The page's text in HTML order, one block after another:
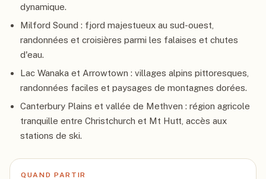
dynamique.
Milford Sound : fjord majestueux au sud-ouest,
randonnées et croisières parmi les falaises et chutes
d'eau.
Lac Wanaka et Arrowtown : villages alpins pittoresques,
randonnées faciles et paysages de montagnes dorées.
Canterbury Plains et vallée de Methven : région agricole
tranquille entre Christchurch et Mt Hutt, accès aux
stations de ski.
QUAND PARTIR